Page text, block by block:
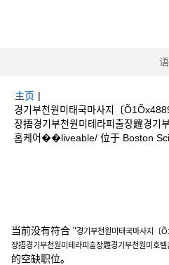
主页 |
경기부천원미태국마사지〔
장捂경기부천원미테라피출장韙경기
홈케어��liveable/ 位于 Boston
当前没有符合 "경기부천원미태국마사지〔
장捂경기부천원미테라피출장韙경기부천원미호
的空缺职位。